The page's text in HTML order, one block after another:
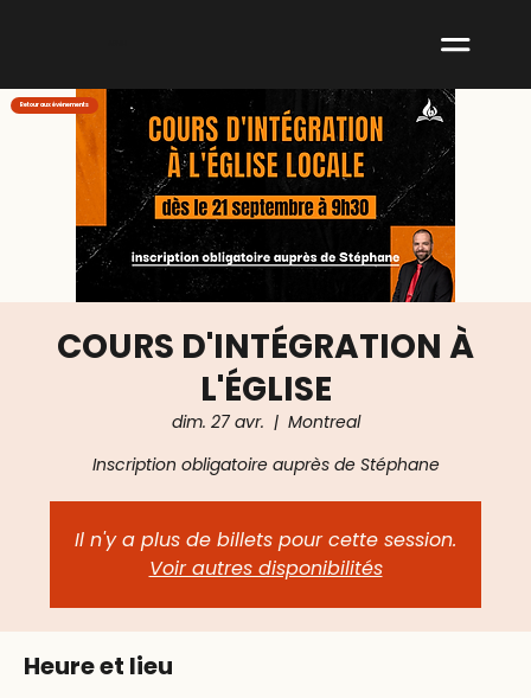
COURS D'INTÉGRATION À
L'ÉGLISE
dim. 27 avr.
  |
Montreal
Inscription obligatoire auprès de Stéphane
Il n'y a plus de billets pour cette session.
Voir autres disponibilités
Heure et lieu
Retour aux événements